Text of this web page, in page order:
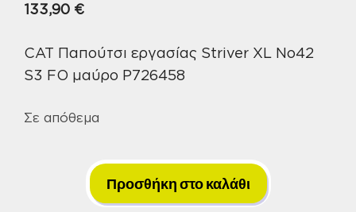
133,90 €
CAT Παπούτσι εργασίας Striver XL No42
S3 FO μαύρο P726458
Σε απόθεμα
Παπούτσι
εργασίας
Προσθήκη στο καλάθι